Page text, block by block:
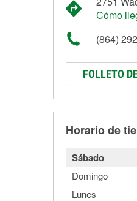
Cómo
(864)
FOLLETO
Horario de
Sábado
Domingo
Lunes